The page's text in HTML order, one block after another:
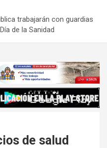
trabajarán con guardias
de la Sanidad
de salud